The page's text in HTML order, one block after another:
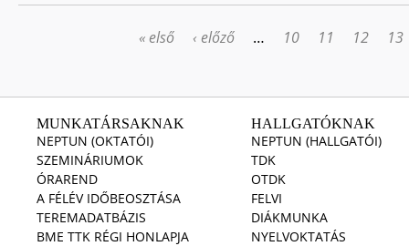
« első ‹ előző … 10 11 12 13
MUNKATÁRSAKNAK
NEPTUN (OKTATÓI)
SZEMINÁRIUMOK
ÓRAREND
A FÉLÉV IDŐBEOSZTÁSA
TEREMADATBÁZIS
BME TTK RÉGI HONLAPJA
HALLGATÓKNAK
NEPTUN (HALLGATÓI)
TDK
OTDK
FELVI
DIÁKMUNKA
NYELVOKTATÁS